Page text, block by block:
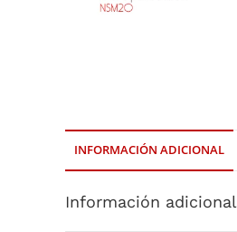
INFORMACIÓN ADICIONAL
Información adicional